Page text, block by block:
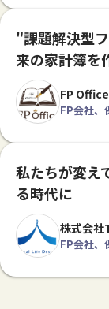
"課題解決型
来の家計簿を
FP
FP会社、
私たちが変え
る時代に
株式会
FP会社、